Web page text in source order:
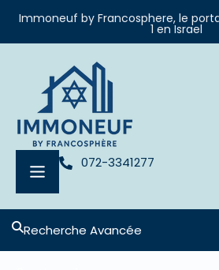
Immoneuf by Francosphere, le
1 en Israel
072-3341277
Recherche Avancée